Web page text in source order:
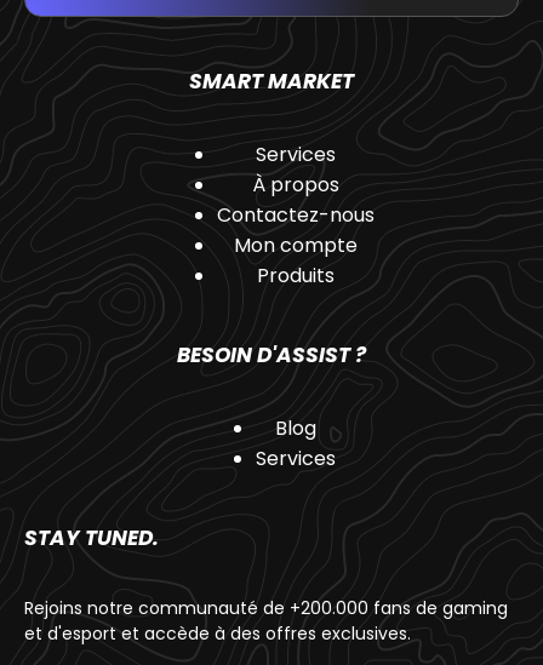
SMART MARKET
Services
À propos
Contactez-nous
Mon compte
Produits
BESOIN D'ASSIST ?
Blog
Services
STAY TUNED.
Rejoins notre communauté de +200.000 fans de gaming
et d'esport et accède à des offres exclusives.